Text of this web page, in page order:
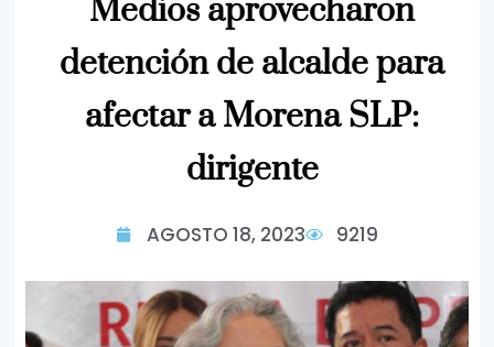
Medios aprovecharon
detención de alcalde para
afectar a Morena SLP:
dirigente
AGOSTO 18, 2023 9219